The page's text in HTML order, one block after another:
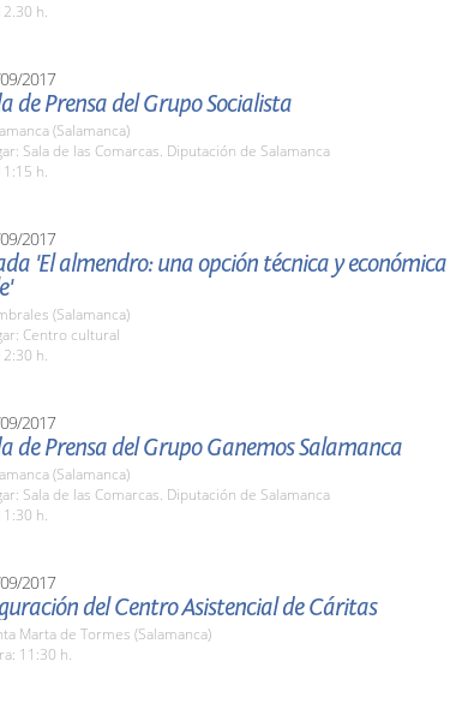
h.
2017
de Prensa del Grupo Socialista
(Salamanca)
Sala de las Comarcas. Diputación de Salamanca
h.
2017
'El almendro: una opción técnica y económica
(Salamanca)
Centro cultural
h.
2017
de Prensa del Grupo Ganemos Salamanca
(Salamanca)
Sala de las Comarcas. Diputación de Salamanca
h.
2017
del Centro Asistencial de Cáritas
Marta de Tormes (Salamanca)
11:30 h.